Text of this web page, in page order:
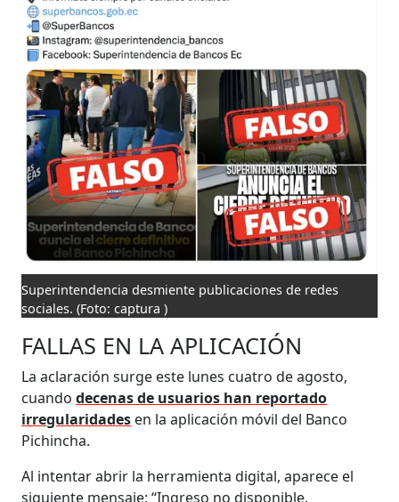
Superintendencia desmiente publicaciones de redes
sociales.(Foto: captura )
FALLAS EN LA APLICACIÓN
La aclaración surge este lunes cuatro de agosto,
cuandodecenas de usuarios han reportado
irregularidades en la aplicación móvil del Banco
Pichincha.
Al intentar abrir la herramienta digital, aparece el
siguiente mensaje: “Ingreso no disponible.